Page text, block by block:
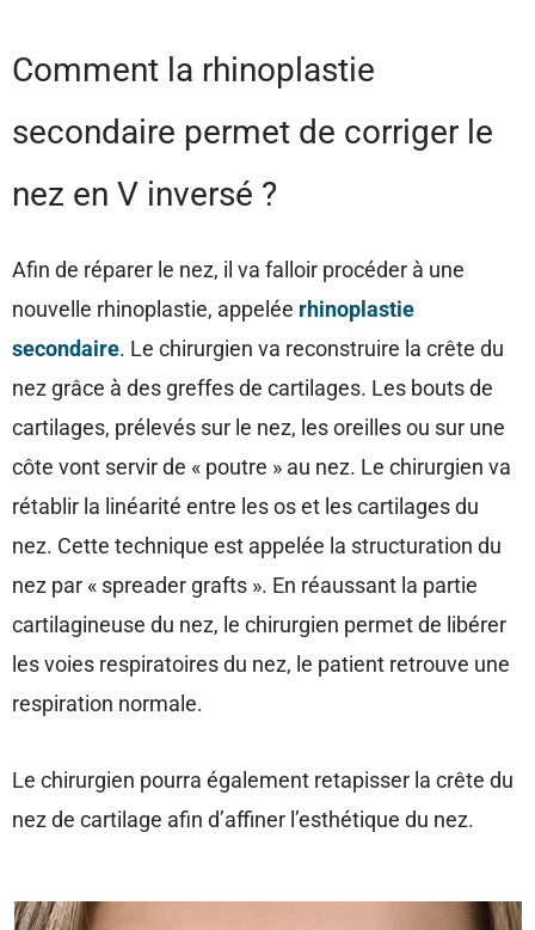
Comment la rhinoplastie
secondaire permet de corriger le
nez en V inversé ?
Afin de réparer le nez, il va falloir procéder à une
nouvelle rhinoplastie, appelée rhinoplastie
secondaire. Le chirurgien va reconstruire la crête du
nez grâce à des greffes de cartilages. Les bouts de
cartilages, prélevés sur le nez, les oreilles ou sur une
côte vont servir de « poutre » au nez. Le chirurgien va
rétablir la linéarité entre les os et les cartilages du
nez. Cette technique est appelée la structuration du
nez par « spreader grafts ». En réaussant la partie
cartilagineuse du nez, le chirurgien permet de libérer
les voies respiratoires du nez, le patient retrouve une
respiration normale.
Le chirurgien pourra également retapisser la crête du
nez de cartilage afin d’affiner l’esthétique du nez.